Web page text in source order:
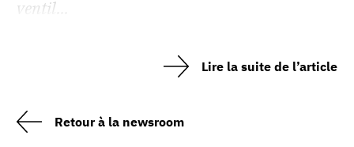
ventil...
Lire la suite de l’article
Retour à la newsroom